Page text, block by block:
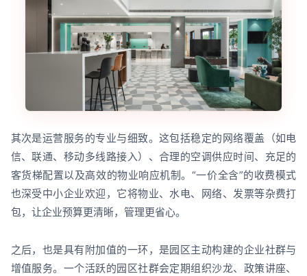
其次是运营服务的专业与细致。这包括稳定的网络覆盖（如电
信、联通、移动多线路接入）、合理的空调供应时间、充足的
客货梯配置以及高效的物业响应机制。“一价全含”的收费模式
也深受中小企业欢迎，它将物业、水电、网络、发票等杂费打
包，让企业预算更清晰，管理更省心。
之后，也是具有附加值的一环，是园区主动构建的企业社群与
增值服务。一个活跃的园区社群会定期组织沙龙、政策讲座、